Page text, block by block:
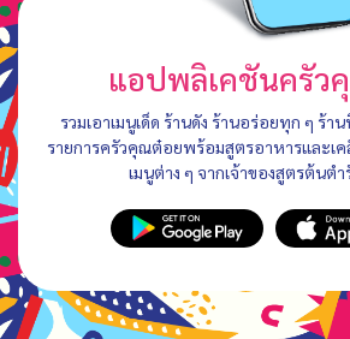
แอปพลิเคชันครัว
รวมเอาเมนูเด็ด ร้านดัง ร้านอร่อยทุก ๆ ร้า
รายการครัวคุณต๋อยพร้อมสูตรอาหารและเ
เมนูต่าง ๆ จากเจ้าของสูตรต้นต